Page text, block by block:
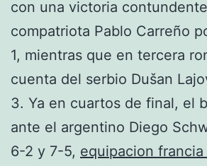
con una victoria
compatriota Pablo Carreño
1, mientras que en tercera
cuenta del serbio Dušan
3. Ya en cuartos de final, el
ante el argentino Diego
6-2 y 7-5, equipacion